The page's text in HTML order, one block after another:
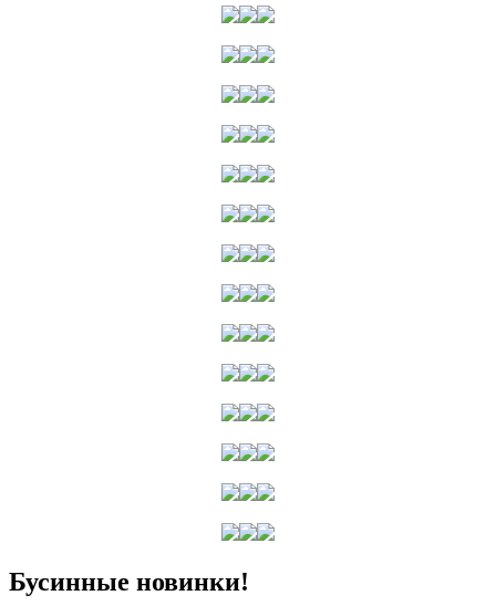
Бусинные новинки!